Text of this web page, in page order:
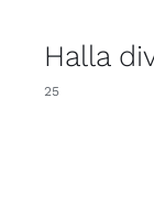
Halla
25